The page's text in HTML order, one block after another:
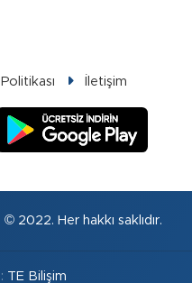
İletişim
2022. Her hakkı saklıdır.
TE Bilişim